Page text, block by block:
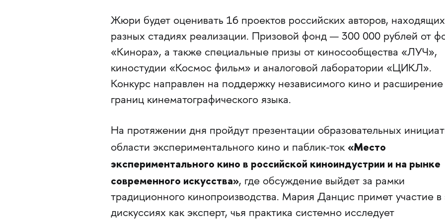
Жюри будет оценивать 16 проектов российских авторов,
разных стадиях реализации. Призовой фонд — 300 000 рублей от
«Кинора», а также специальные призы от киносообщества «ЛУЧ»,
киностудии «Космос фильм» и аналоговой лаборатории «ЦИКЛ».
Конкурс направлен на поддержку независимого кино и расширение
границ кинематографического языка.
На протяжении дня пройдут презентации образовательных
области экспериментального кино и паблик-ток «Место
экспериментального кино в российской киноиндустрии и на рынке
современного искусства», где обсуждение выйдет за рамки
традиционного кинопроизводства. Мария Данцис примет участие в
дискуссиях как эксперт, чья практика системно исследует